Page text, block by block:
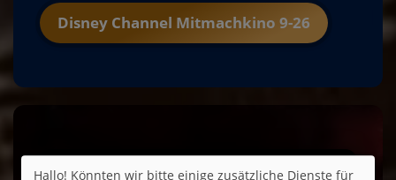
Disney Channel Mitmachkino 9-26
Hallo! Könnten wir bitte einige zusätzliche Dienste für